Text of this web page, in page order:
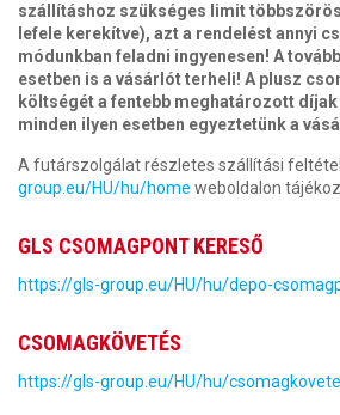
szállításhoz szükséges limit
lefele kerekítve), azt a rendelést annyi
módunkban feladni ingyenesen! A
esetben is a vásárlót terheli! A plusz
költségét a fentebb meghatározott
minden ilyen esetben egyeztetünk a
A futárszolgálat részletes szállítási
group.eu/HU/hu/home weboldalon
GLS CSOMAGPONT KERESŐ
https://gls-group.eu/HU/hu/depo-
CSOMAGKÖVETÉS
https://gls-group.eu/HU/hu/